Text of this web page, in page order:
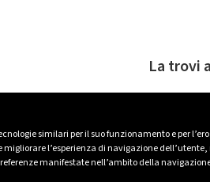
similari per il suo funzionamento e per
migliorare l’esperienza di navigazione
manifestate nell’ambito della
La trovi